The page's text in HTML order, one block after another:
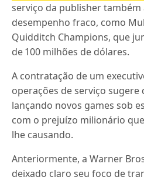
serviço da publisher
desempenho fraco, como
Quidditch Champions, que
de 100 milhões de dólares.
A contratação de um
operações de serviço sugere
lançando novos games sob
com o prejuízo milionário
lhe causando.
Anteriormente, a Warner
deixado claro seu foco de